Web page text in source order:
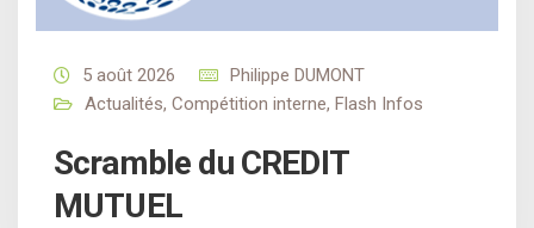
5 août 2026
Philippe DUMONT
Actualités, Compétition interne, Flash Infos
Scramble du CREDIT
MUTUEL